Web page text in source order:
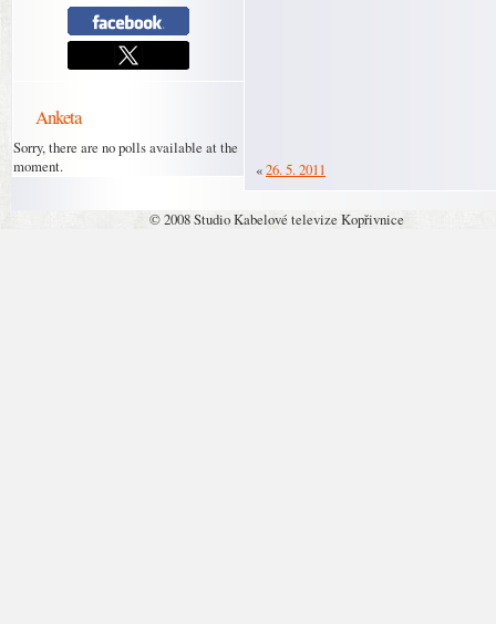
Anketa
Sorry, there are no polls available at the
moment.
«26. 5. 2011
© 2008 Studio Kabelové televize Kopřivnice